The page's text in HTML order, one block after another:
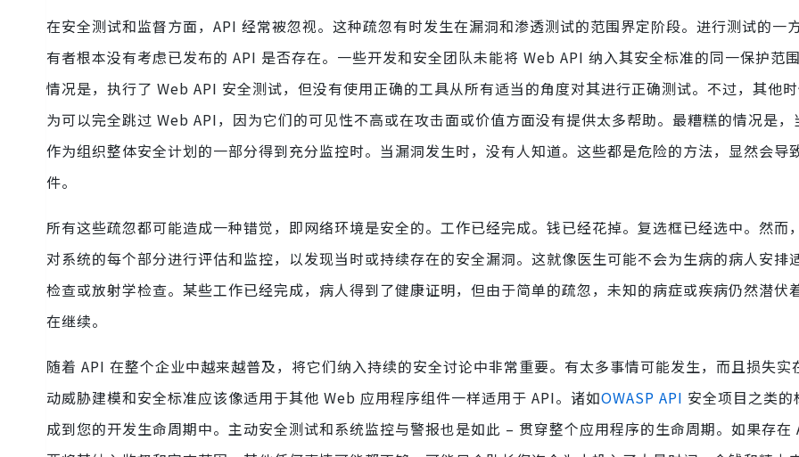
在安全测试和监督方面，API 经常被忽视。这种疏忽有时发生在漏洞和渗透测试的范围界定阶段。进行测试的一
有者根本没有考虑已发布的 API 是否存在。一些开发和安全团队未能将 Web API 纳入其安全标准的同一保护范
情况是，执行了 Web API 安全测试，但没有使用正确的工具从所有适当的角度对其进行正确测试。不过，其他
为可以完全跳过 Web API，因为它们的可见性不高或在攻击面或价值方面没有提供太多帮助。最糟糕的情况是，
作为组织整体安全计划的一部分得到充分监控时。当漏洞发生时，没有人知道。这些都是危险的方法，显然会导
件。
所有这些疏忽都可能造成一种错觉，即网络环境是安全的。工作已经完成。钱已经花掉。复选框已经选中。然而
对系统的每个部分进行评估和监控，以发现当时或持续存在的安全漏洞。这就像医生可能不会为生病的病人安排
检查或放射学检查。某些工作已经完成，病人得到了健康证明，但由于简单的疏忽，未知的病症或疾病仍然潜伏
在继续。
随着 API 在整个企业中越来越普及，将它们纳入持续的安全讨论中非常重要。有太多事情可能发生，而且损失实
动威胁建模和安全标准应该像适用于其他 Web 应用程序组件一样适用于 API。诸如OWASP API 安全项目之类的
成到您的开发生命周期中。主动安全测试和系统监控与警报也是如此 – 贯穿整个应用程序的生命周期。如果存在